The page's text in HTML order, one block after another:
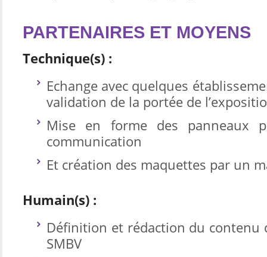
PARTENAIRES ET MOYENS
Technique(s) :
Echange avec quelques
validation de la portée de
Mise en forme des panneaux
communication
Et création des maquettes par un
Humain(s) :
Définition et rédaction du contenu
SMBV